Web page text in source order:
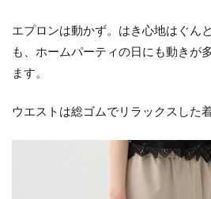
エプロンは動かず。はき心地はぐん
も、ホームパーティの日にも動きが
ます。
ウエストは総ゴムでリラックスした